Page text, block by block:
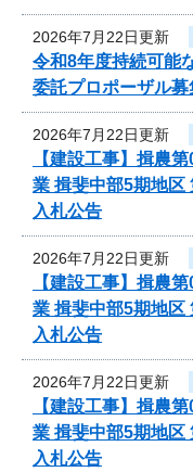
2026年7月22日更新
令和8年度持続可能
委託プロポーザル募
2026年7月22日更新
【建設工事】揖農
業 揖斐中部5期地区
入札公告
2026年7月22日更新
【建設工事】揖農
業 揖斐中部5期地区
入札公告
2026年7月22日更新
【建設工事】揖農
業 揖斐中部5期地区
入札公告